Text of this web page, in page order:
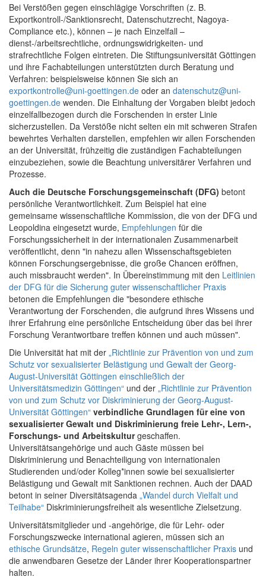
Bei Verstößen gegen einschlägige Vorschriften (z. B.
Exportkontroll-/Sanktionsrecht, Datenschutzrecht, Nagoya-
Compliance etc.), können – je nach Einzelfall –
dienst-/arbeitsrechtliche, ordnungswidrigkeiten- und
strafrechtliche Folgen eintreten. Die Stiftungsuniversität Göttingen
und ihre Fachabteilungen unterstützten durch Beratung und
Verfahren: beispielsweise können Sie sich an
exportkontrolle@uni-goettingen.de oder an datenschutz@uni-
goettingen.de wenden. Die Einhaltung der Vorgaben bleibt jedoch
einzelfallbezogen durch die Forschenden in erster Linie
sicherzustellen. Da Verstöße nicht selten ein mit schweren Strafen
bewehrtes Verhalten darstellen, empfehlen wir allen Forschenden
an der Universität, frühzeitig die zuständigen Fachabteilungen
einzubeziehen, sowie die Beachtung universitärer Verfahren und
Prozesse.
Auch die Deutsche Forschungsgemeinschaft (DFG) betont
persönliche Verantwortlichkeit. Zum Beispiel hat eine
gemeinsame wissenschaftliche Kommission, die von der DFG und
Leopoldina eingesetzt wurde, Empfehlungen für die
Forschungssicherheit in der internationalen Zusammenarbeit
veröffentlicht, denn "in nahezu allen Wissenschaftsgebieten
können Forschungsergebnisse, die große Chancen eröffnen,
auch missbraucht werden". In Übereinstimmung mit den Leitlinien
der DFG für die Sicherung guter wissenschaftlicher Praxis
betonen die Empfehlungen die "besondere ethische
Verantwortung der Forschenden, die aufgrund ihres Wissens und
ihrer Erfahrung eine persönliche Entscheidung über das bei ihrer
Forschung Verantwortbare treffen können und auch müssen".
Die Universität hat mit der „Richtlinie zur Prävention von und zum
Schutz vor sexualisierter Belästigung und Gewalt der Georg-
August-Universität Göttingen einschließlich der
Universitätsmedizin Göttingen“ und der „Richtlinie zur Prävention
von und zum Schutz vor Diskriminierung der Georg-August-
Universität Göttingen“ verbindliche Grundlagen für eine von
sexualisierter Gewalt und Diskriminierung freie Lehr-, Lern-,
Forschungs- und Arbeitskulturgeschaffen.
Universitätsangehörige und auch Gäste müssen bei
Diskriminierung und Benachteiligung von internationalen
Studierenden und/oder Kolleg*innen sowie bei sexualisierter
Belästigung und Gewalt mit Sanktionen rechnen. Auch der DAAD
betont in seiner Diversitätsagenda „Wandel durch Vielfalt und
Teilhabe“ Diskriminierungsfreiheit als wesentliche Zielsetzung.
Universitätsmitglieder und -angehörige, die für Lehr- oder
Forschungszwecke international agieren, müssen sich an
ethische Grundsätze, Regeln guter wissenschaftlicher Praxis und
die anwendbaren Gesetze der Länder ihrer Kooperationspartner
halten.